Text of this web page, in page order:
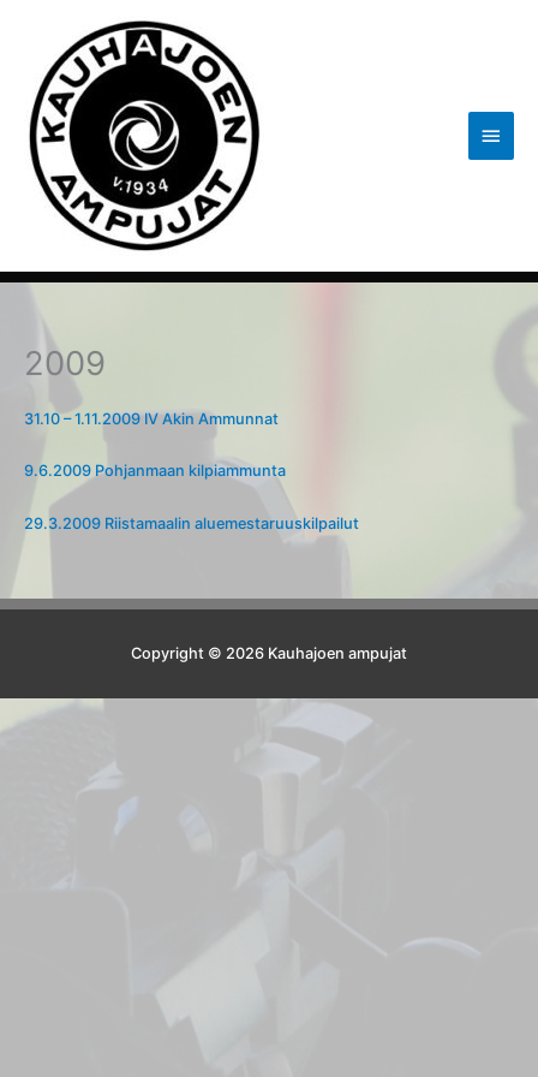
2009
31.10 – 1.11.2009 IV Akin Ammunnat
9.6.2009 Pohjanmaan kilpiammunta
29.3.2009 Riistamaalin aluemestaruuskilpailut
Copyright © 2026 Kauhajoen ampujat